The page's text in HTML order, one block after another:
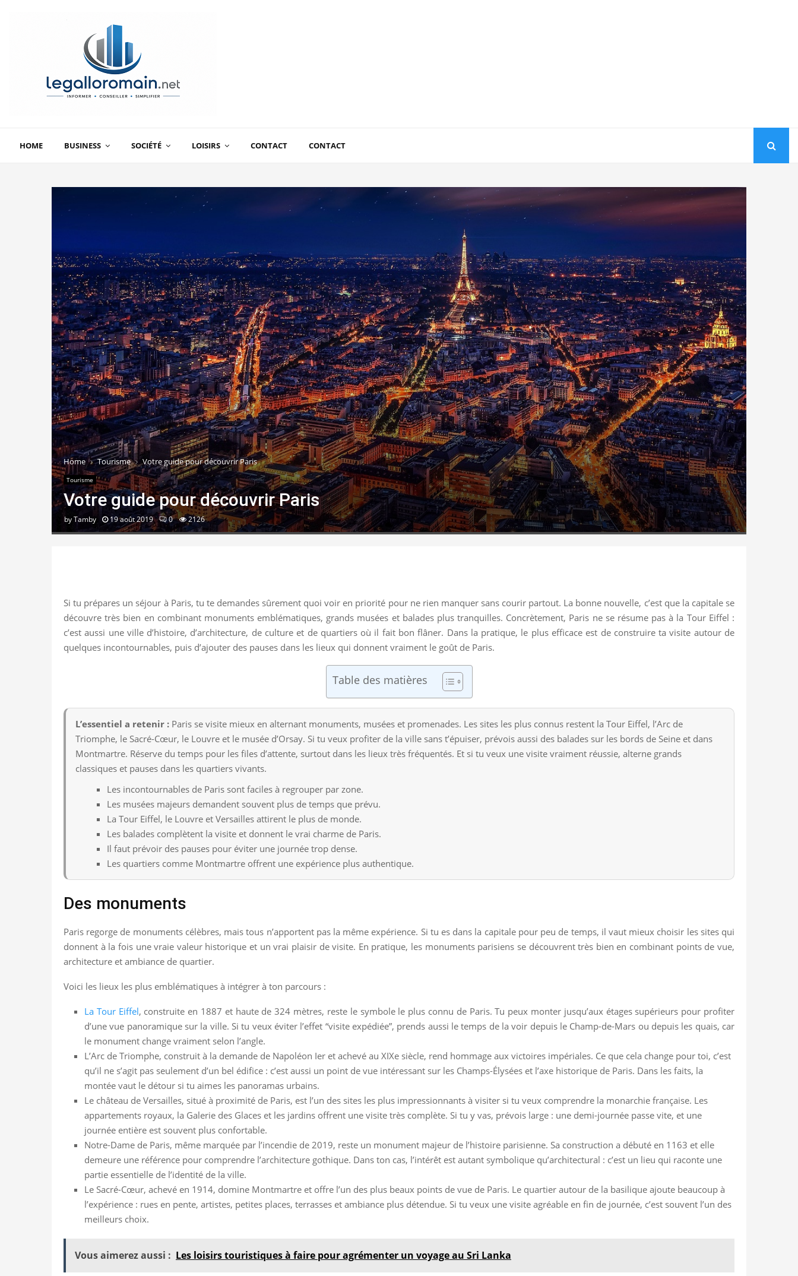
HOME BUSINESS SOCIÉTÉ LOISIRS CONTACT CONTACT
Home Tourisme Votre guide pour découvrir Paris
Tourisme
Votre guide pour découvrir Paris
byTamby 19 août 2019 0 2126
Si tu prépares un séjour à Paris, tu te demandes sûrement quoi voir en priorité pour ne rien manquer sans courir partout. La bonne nouvelle, c’est que la capitale se
découvre très bien en combinant monuments emblématiques, grands musées et balades plus tranquilles. Concrètement, Paris ne se résume pas à la Tour Eiffel :
c’est aussi une ville d’histoire, d’architecture, de culture et de quartiers où il fait bon flâner. Dans la pratique, le plus efficace est de construire ta visite autour de
quelques incontournables, puis d’ajouter des pauses dans les lieux qui donnent vraiment le goût de Paris.
Table des matières
L’essentiel a retenir : Paris se visite mieux en alternant monuments, musées et promenades. Les sites les plus connus restent la Tour Eiffel, l’Arc de
Triomphe, le Sacré-Cœur, le Louvre et le musée d’Orsay. Si tu veux profiter de la ville sans t’épuiser, prévois aussi des balades sur les bords de Seine et dans
Montmartre. Réserve du temps pour les files d’attente, surtout dans les lieux très fréquentés. Et si tu veux une visite vraiment réussie, alterne grands
classiques et pauses dans les quartiers vivants.
Les incontournables de Paris sont faciles à regrouper par zone.
Les musées majeurs demandent souvent plus de temps que prévu.
La Tour Eiffel, le Louvre et Versailles attirent le plus de monde.
Les balades complètent la visite et donnent le vrai charme de Paris.
Il faut prévoir des pauses pour éviter une journée trop dense.
Les quartiers comme Montmartre offrent une expérience plus authentique.
Des monuments
Paris regorge de monuments célèbres, mais tous n’apportent pas la même expérience. Si tu es dans la capitale pour peu de temps, il vaut mieux choisir les sites qui
donnent à la fois une vraie valeur historique et un vrai plaisir de visite. En pratique, les monuments parisiens se découvrent très bien en combinant points de vue,
architecture et ambiance de quartier.
Voici les lieux les plus emblématiques à intégrer à ton parcours :
La Tour Eiffel, construite en 1887 et haute de 324 mètres, reste le symbole le plus connu de Paris. Tu peux monter jusqu’aux étages supérieurs pour profiter
d’une vue panoramique sur la ville. Si tu veux éviter l’effet “visite expédiée”, prends aussi le temps de la voir depuis le Champ-de-Mars ou depuis les quais, car
le monument change vraiment selon l’angle.
L’Arc de Triomphe, construit à la demande de Napoléon Ier et achevé au XIXe siècle, rend hommage aux victoires impériales. Ce que cela change pour toi, c’est
qu’il ne s’agit pas seulement d’un bel édifice : c’est aussi un point de vue intéressant sur les Champs-Élysées et l’axe historique de Paris. Dans les faits, la
montée vaut le détour si tu aimes les panoramas urbains.
Le château de Versailles, situé à proximité de Paris, est l’un des sites les plus impressionnants à visiter si tu veux comprendre la monarchie française. Les
appartements royaux, la Galerie des Glaces et les jardins offrent une visite très complète. Si tu y vas, prévois large : une demi-journée passe vite, et une
journée entière est souvent plus confortable.
Notre-Dame de Paris, même marquée par l’incendie de 2019, reste un monument majeur de l’histoire parisienne. Sa construction a débuté en 1163 et elle
demeure une référence pour comprendre l’architecture gothique. Dans ton cas, l’intérêt est autant symbolique qu’architectural : c’est un lieu qui raconte une
partie essentielle de l’identité de la ville.
Le Sacré-Cœur, achevé en 1914, domine Montmartre et offre l’un des plus beaux points de vue de Paris. Le quartier autour de la basilique ajoute beaucoup à
l’expérience : rues en pente, artistes, petites places, terrasses et ambiance plus détendue. Si tu veux une visite agréable en fin de journée, c’est souvent l’un des
meilleurs choix.
Vous aimerez aussi : Les loisirs touristiques à faire pour agrémenter un voyage au Sri Lanka